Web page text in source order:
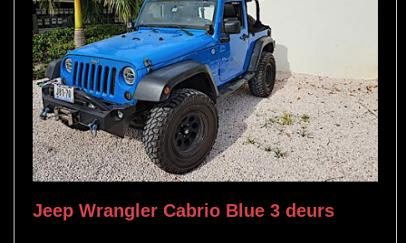
Jeep Wrangler Cabrio Blue 3 deurs